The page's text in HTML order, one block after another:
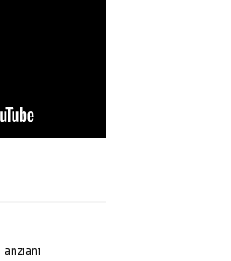
anziani